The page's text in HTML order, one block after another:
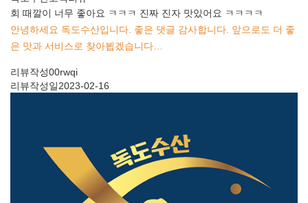
회 때깔이 너무 좋아요 ㅋㅋㅋ 진짜 진자 맛있어요 ㅋㅋㅋㅋ
안녕하세요 독도수산입니다. 좋은 댓글 감사합니다. 앞으로도 더 좋
은 맛과 서비스로 찾아뵙겠습니다…
리뷰작성00rwqi
리뷰작성일2023-02-16